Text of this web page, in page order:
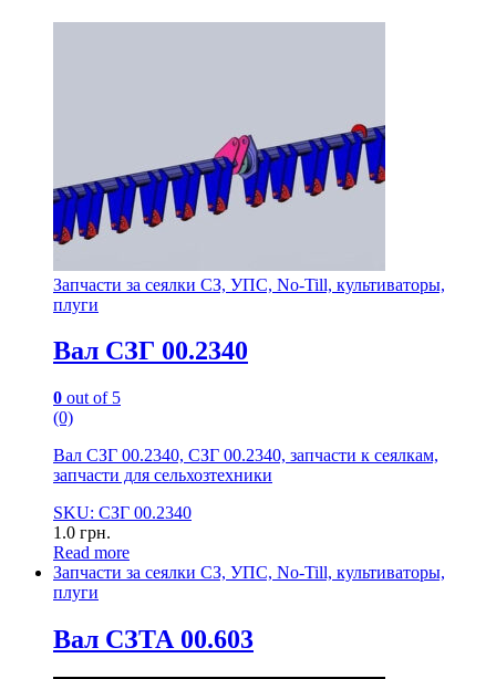
Запчасти за сеялки СЗ, УПС, No-Till, культиваторы,
плуги
Вал СЗГ 00.2340
0 out of 5
(0)
Вал СЗГ 00.2340, СЗГ 00.2340, запчасти к сеялкам,
запчасти для сельхозтехники
SKU: СЗГ 00.2340
1.0 грн.
Read more
Запчасти за сеялки СЗ, УПС, No-Till, культиваторы,
плуги
Вал СЗТА 00.603